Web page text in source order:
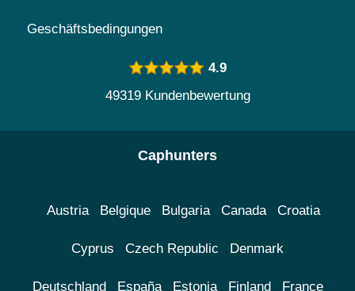
Geschäftsbedingungen
4.9
49319 Kundenbewertung
Caphunters
Austria Belgique Bulgaria Canada Croatia
Cyprus Czech Republic Denmark
Deutschland España Estonia Finland France